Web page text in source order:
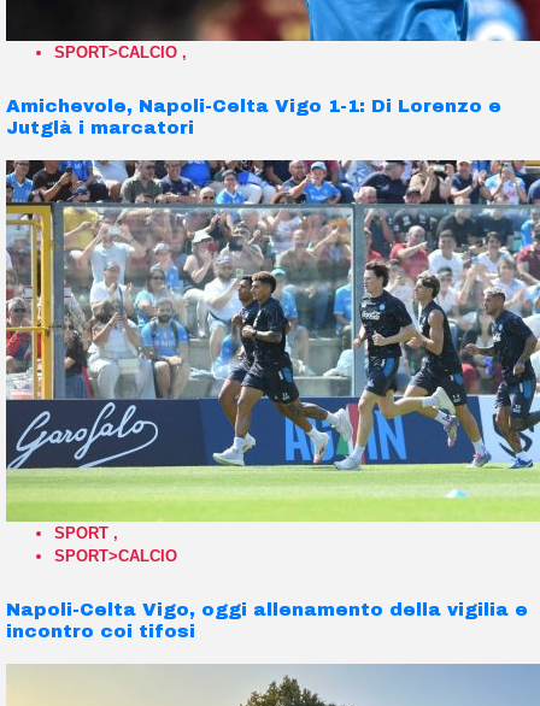
SPORT>CALCIO ,
Amichevole, Napoli-Celta Vigo 1-1: Di Lorenzo e
Jutglà i marcatori
SPORT ,
SPORT>CALCIO
Napoli-Celta Vigo, oggi allenamento della vigilia e
incontro coi tifosi